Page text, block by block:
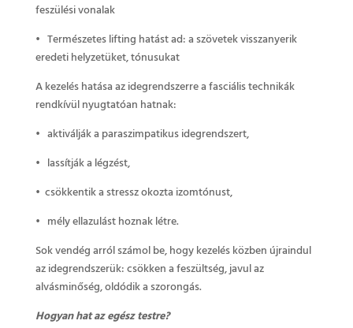
feszülési vonalak
• Természetes lifting hatást ad: a szövetek visszanyerik
eredeti helyzetüket, tónusukat
A kezelés hatása az idegrendszerre a fasciális technikák
rendkívül nyugtatóan hatnak:
• aktiválják a paraszimpatikus idegrendszert,
• lassítják a légzést,
• csökkentik a stressz okozta izomtónust,
• mély ellazulást hoznak létre.
Sok vendég arról számol be, hogy kezelés közben újraindul
az idegrendszerük: csökken a feszültség, javul az
alvásminőség, oldódik a szorongás.
Hogyan hat az egész testre?